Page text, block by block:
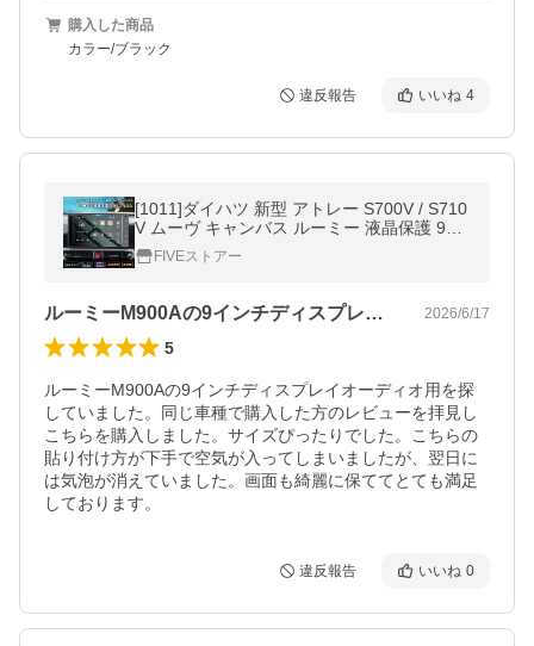
購入した商品
カラー/ブラック
違反報告 いいね 4
[1011]ダイハツ 新型 アトレー S700V / S710
V ムーヴ キャンバス ルーミー 液晶保護 9H
ガラスフィルム カーナビ 液晶保護 硬度 9イ
ンチ 現行型 タントカスタム
FIVEストアー
ルーミーM900Aの9インチディスプレ… 2026/6/17
5
ルーミーM900Aの9インチディスプレイオーディオ用を探
していました。同じ車種で購入した方のレビューを拝見し
こちらを購入しました。サイズぴったりでした。こちらの
貼り付け方が下手で空気が入ってしまいましたが、翌日に
は気泡が消えていました。画面も綺麗に保ててとても満足
しております。
違反報告 いいね 0